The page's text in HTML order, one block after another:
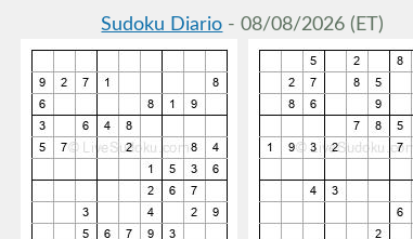
Sudoku Diario - 08/08/2026 (ET)